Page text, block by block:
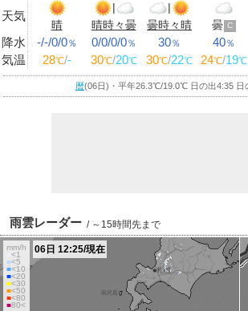
天気
晴
|
晴時々曇
|
曇時々晴
曇 C
降水 -/-/0/0％ 0/0/0/0％ 30％ 40％
気温 28℃/- 30℃/20℃ 30℃/22℃ 24℃/19℃
暦(06日)・平年26.3℃/19.0℃ 日の出4:35 日
雨雲レーダー / ～15時間先まで
mm/h
<1
■<5
■<10
■<20
■<30
■<50
■<80
■80<
06日 12:25/現在